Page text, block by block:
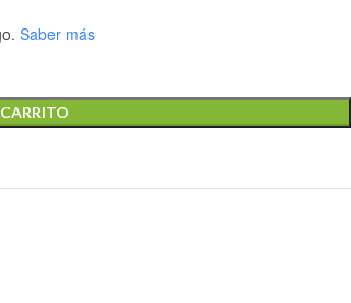
Saber más